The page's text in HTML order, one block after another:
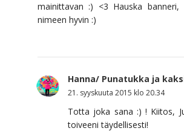
mainittavan :) <3 Hauska banneri,
nimeen hyvin :)
Hanna/ Punatukka ja
21. syyskuuta 2015 klo 20.34
Totta joka sana :) ! Kiitos,
toiveeni täydellisesti!